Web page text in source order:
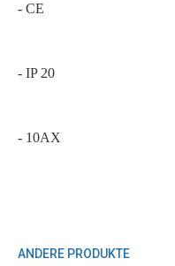
- CE
- IP 20
- 10AX
ANDERE PRODUKTE